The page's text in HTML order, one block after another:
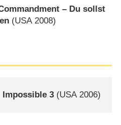
– Du sollst
(USA 2008)
Impossible 3 (USA2006)